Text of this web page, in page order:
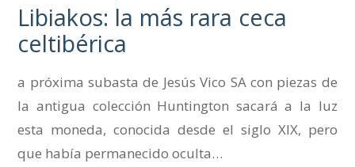
Libiakos: la más rara ceca
celtibérica
a próxima subasta de Jesús Vico SA con piezas de
la antigua colección Huntington sacará a la luz
esta moneda, conocida desde el siglo XIX, pero
que había permanecido oculta…